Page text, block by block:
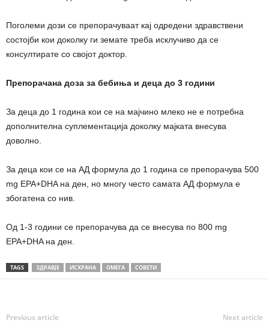
Поголеми дози се препорачуваат кај одредени здравствени
состојби кои доколку ги земате треба исклучиво да се
консултирате со својот доктор.
Препорачана доза за бебиња и деца до 3 години
За деца до 1 година кои се на мајчино млеко не е потребна
дополнителна суплементација доколку мајката внесува
доволно.
За деца кои се на АД формула до 1 година се препорачува 500
mg EPA+DHA на ден, но многу често самата АД формула е
збогатена со нив.
Од 1-3 години се препорачува да се внесува по 800 mg
EPA+DHA на ден.
TAGS ЗДРАВЈЕ ИСХРАНА ОМЕГА СОВЕТИ
Previous article Next article